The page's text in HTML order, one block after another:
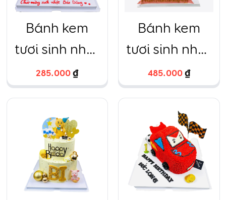
Bánh kem
tươi sinh nhật
chai bia
HTBakery
16cm
285.000₫
Bánh kem
tươi sinh nhật
chiếc nơ
fondant hồng
caro – 24
485.000₫